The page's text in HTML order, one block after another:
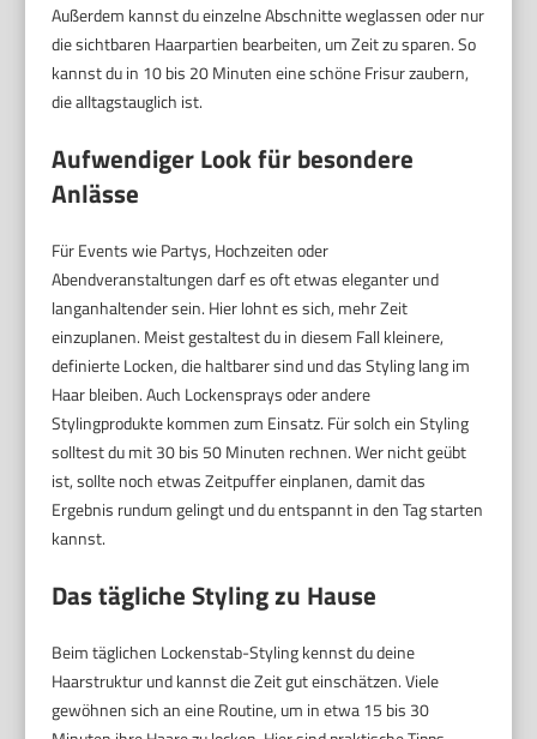
Außerdem kannst du einzelne Abschnitte weglassen oder nur
die sichtbaren Haarpartien bearbeiten, um Zeit zu sparen. So
kannst du in 10 bis 20 Minuten eine schöne Frisur zaubern,
die alltagstauglich ist.
Aufwendiger Look für besondere
Anlässe
Für Events wie Partys, Hochzeiten oder
Abendveranstaltungen darf es oft etwas eleganter und
langanhaltender sein. Hier lohnt es sich, mehr Zeit
einzuplanen. Meist gestaltest du in diesem Fall kleinere,
definierte Locken, die haltbarer sind und das Styling lang im
Haar bleiben. Auch Lockensprays oder andere
Stylingprodukte kommen zum Einsatz. Für solch ein Styling
solltest du mit 30 bis 50 Minuten rechnen. Wer nicht geübt
ist, sollte noch etwas Zeitpuffer einplanen, damit das
Ergebnis rundum gelingt und du entspannt in den Tag starten
kannst.
Das tägliche Styling zu Hause
Beim täglichen Lockenstab-Styling kennst du deine
Haarstruktur und kannst die Zeit gut einschätzen. Viele
gewöhnen sich an eine Routine, um in etwa 15 bis 30